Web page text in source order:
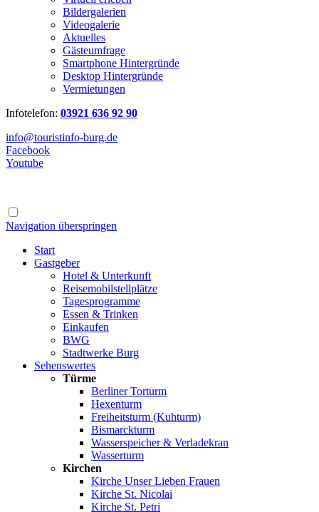
Bildergalerien
Videogalerie
Aktuelles
Gästeumfrage
Smartphone Hintergründe
Desktop Hintergründe
Vermietungen
Infotelefon: 03921 636 92 90
info@touristinfo-burg.de
Facebook
Youtube
Navigation überspringen
Start
Gastgeber
Hotel & Unterkunft
Reisemobilstellplätze
Tagesprogramme
Essen & Trinken
Einkaufen
BWG
Stadtwerke Burg
Sehenswertes
Türme
Berliner Torturm
Hexenturm
Freiheitsturm (Kuhturm)
Bismarckturm
Wasserspeicher & Verladekran
Wasserturm
Kirchen
Kirche Unser Lieben Frauen
Kirche St. Nicolai
Kirche St. Petri